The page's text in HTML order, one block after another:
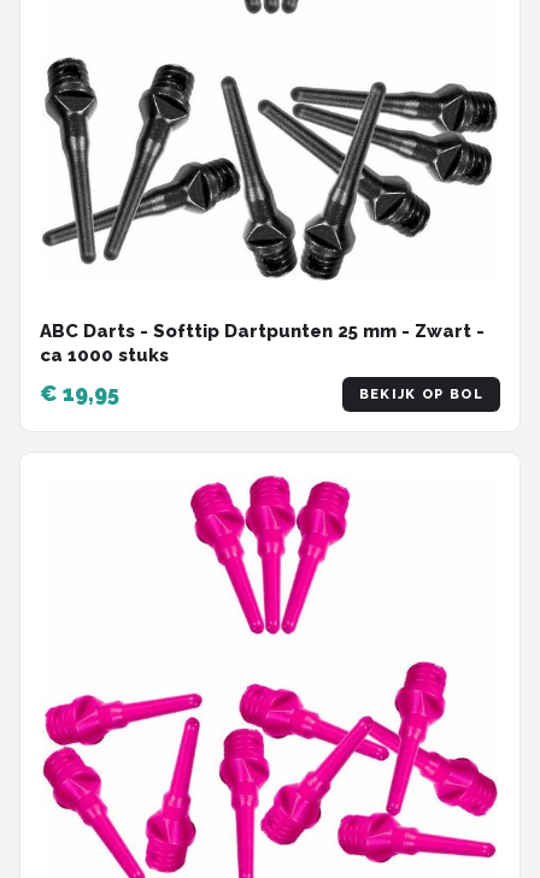
ABC Darts - Softtip Dartpunten 25 mm - Zwart -
ca 1000 stuks
€ 19,95 BEKIJK OP BOL